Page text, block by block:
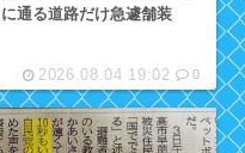
に通る道路だけ急遽舗装
2026.08.04 19:02 0